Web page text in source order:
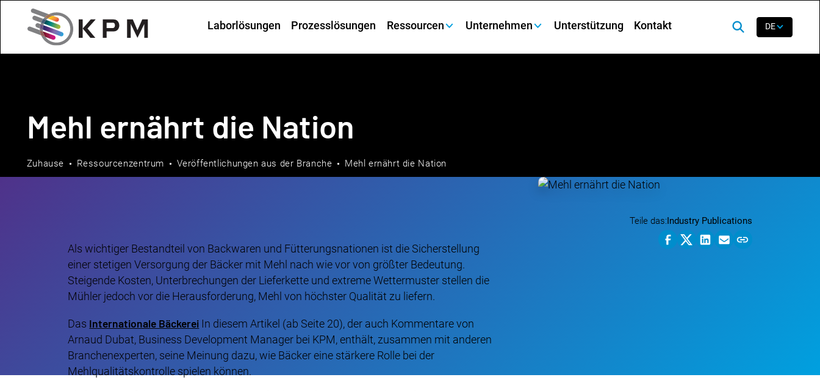
Laborlösungen Prozesslösungen Ressourcen Unternehmen Unterstützung Kontakt DE
Mehl ernährt die Nation
Zuhause Ressourcenzentrum Veröffentlichungen aus der Branche Mehl ernährt die Nation
Als wichtiger Bestandteil von Backwaren und Fütterungsnationen ist die Sicherstellung
einer stetigen Versorgung der Bäcker mit Mehl nach wie vor von größter Bedeutung.
Steigende Kosten, Unterbrechungen der Lieferkette und extreme Wettermuster stellen die
Mühler jedoch vor die Herausforderung, Mehl von höchster Qualität zu liefern.
Das Internationale Bäckerei In diesem Artikel (ab Seite 20), der auch Kommentare von
Arnaud Dubat, Business Development Manager bei KPM, enthält, zusammen mit anderen
Branchenexperten, seine Meinung dazu, wie Bäcker eine stärkere Rolle bei der
Mehlqualitätskontrolle spielen können.
Teile das:Industry Publications